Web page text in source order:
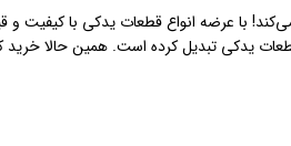
می‌کند! با عرضه انواع قطعات یدکی با
یدکی تبدیل کرده است. همین حالا خرید